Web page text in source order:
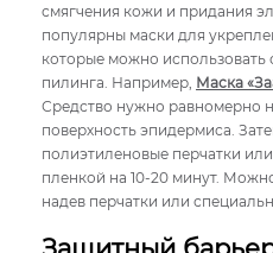
смягчения кожи и придания
популярны маски для
которые можно использовать
пилинга. Например, Маска
Средство нужно равномерно
поверхность эпидермиса.
полиэтиленовые перчатки
пленкой на 10-20 минут.
надев перчатки или
Защитный